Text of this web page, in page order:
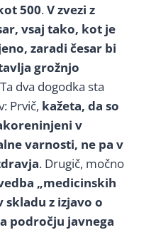
500.V zvezi z
vsaj tako, kot je
zaradi česar bi
grožnjo
dva dogodka sta
Prvič, kažeta, da so
v
varnosti, ne pa v
. Drugič, močno
„medicinskih
skladu z izjavo o
področju javnega